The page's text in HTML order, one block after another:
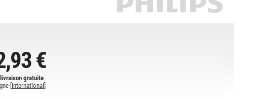
€
livraison gratuite
[ International